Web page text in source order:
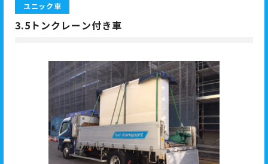
ユニック車
3.5トンクレーン付き車